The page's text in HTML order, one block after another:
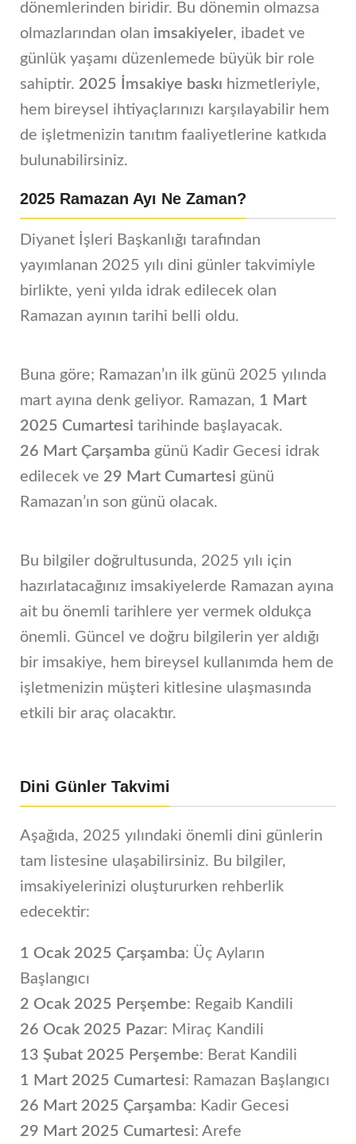
dönemlerinden biridir. Bu dönemin olmazsa
olmazlarından olan imsakiyeler, ibadet ve
günlük yaşamı düzenlemede büyük bir role
sahiptir. 2025 İmsakiye baskı hizmetleriyle,
hem bireysel ihtiyaçlarınızı karşılayabilir hem
de işletmenizin tanıtım faaliyetlerine katkıda
bulunabilirsiniz.
2025 Ramazan Ayı Ne Zaman?
Diyanet İşleri Başkanlığı tarafından
yayımlanan 2025 yılı dini günler takvimiyle
birlikte, yeni yılda idrak edilecek olan
Ramazan ayının tarihi belli oldu.
Buna göre; Ramazan’ın ilk günü 2025 yılında
mart ayına denk geliyor. Ramazan, 1 Mart
2025 Cumartesi tarihinde başlayacak.
26 Mart Çarşamba günü Kadir Gecesi idrak
edilecek ve 29 Mart Cumartesi günü
Ramazan’ın son günü olacak.
Bu bilgiler doğrultusunda, 2025 yılı için
hazırlatacağınız imsakiyelerde Ramazan ayına
ait bu önemli tarihlere yer vermek oldukça
önemli. Güncel ve doğru bilgilerin yer aldığı
bir imsakiye, hem bireysel kullanımda hem de
işletmenizin müşteri kitlesine ulaşmasında
etkili bir araç olacaktır.
Dini Günler Takvimi
Aşağıda, 2025 yılındaki önemli dini günlerin
tam listesine ulaşabilirsiniz. Bu bilgiler,
imsakiyelerinizi oluştururken rehberlik
edecektir:
1 Ocak 2025 Çarşamba: Üç Ayların
Başlangıcı
2 Ocak 2025 Perşembe: Regaib Kandili
26 Ocak 2025 Pazar: Miraç Kandili
13 Şubat 2025 Perşembe: Berat Kandili
1 Mart 2025 Cumartesi: Ramazan Başlangıcı
26 Mart 2025 Çarşamba: Kadir Gecesi
29 Mart 2025 Cumartesi: Arefe